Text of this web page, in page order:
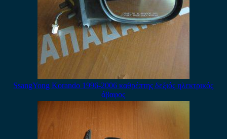
SsangYong Korando 1996-2006 καθρέπτης δεξιός ηλεκτρικός
άβαφος